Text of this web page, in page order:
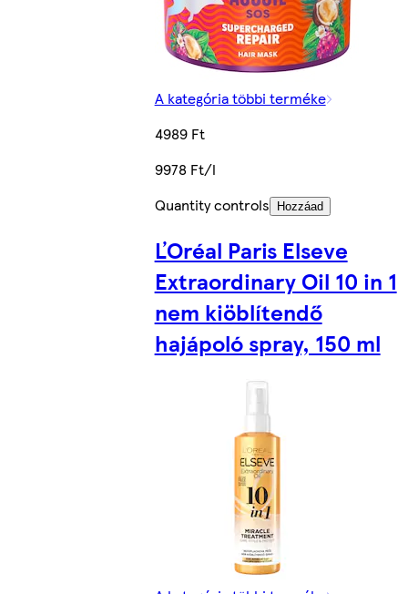
A kategória többi terméke
4989 Ft
9978 Ft/l
Quantity controls
Hozzáad
ĽOréal Paris Elseve
Extraordinary Oil 10 in 1
nem kiöblítendő
hajápoló spray, 150 ml